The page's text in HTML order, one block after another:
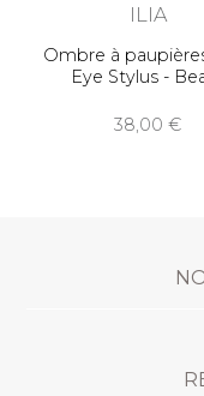
ILIA
Ombre à
Eye Stylus -
38,00